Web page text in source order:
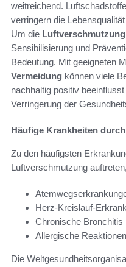
weitreichend.
verringern die
Um die
Sensibilisierung und
Bedeutung. Mit geeigneten
Vermeidung können viele
nachhaltig positiv
Verringerung der
Häufige Krankheiten
Zu den häufigsten
Luftverschmutzung
Herz-Kreislauf-
Chronische Bronchitis
Allergische Reaktionen
Die